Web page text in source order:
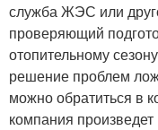
служба ЖЭС или
проверяющий
отопительному
решение проблем
можно обратиться в
компания